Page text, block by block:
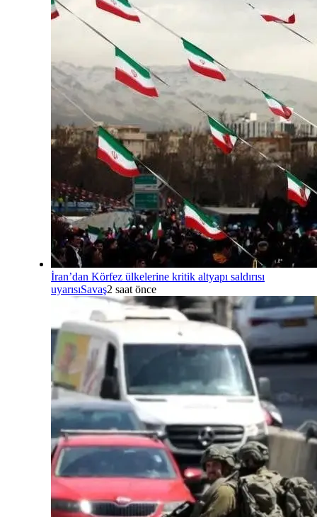
İran’dan Körfez ülkelerine kritik altyapı saldırısı
uyarısıSavaş2 saat önce